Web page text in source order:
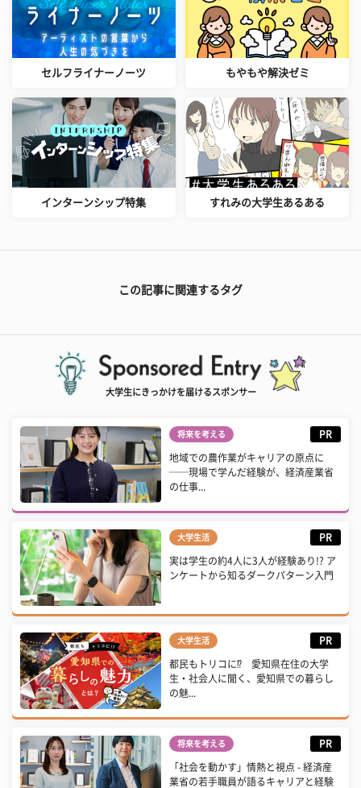
セルフライナーノーツ もやもや解決ゼミ
インターンシップ特集 すれみの大学生あるある
この記事に関連するタグ
大学生にきっかけを届けるスポンサー
将来を考える PR
地域での農作業がキャリアの原点に
──現場で学んだ経験が、経済産業省
の仕事...
大学生活 PR
実は学生の約4人に3人が経験あり!? ア
ンケートから知るダークパターン入門
大学生活 PR
都民もトリコに⁉ 愛知県在住の大学
生・社会人に聞く、愛知県での暮らし
の魅...
将来を考える PR
「社会を動かす」情熱と視点 - 経済産
業省の若手職員が語るキャリアと経験